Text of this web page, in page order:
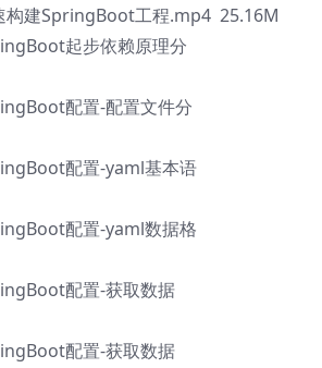
建SpringBoot工程.mp4 25.16M
起步依赖原理分
配置-配置文件分
配置-yaml基本语
配置-yaml数据格
配置-获取数据
配置-获取数据